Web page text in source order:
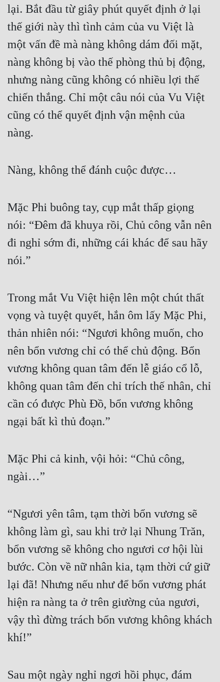
Đẹp Hiệp
Tính Cách Nhân Vật :
Cơ Trí
Sát Phạt Quyết Đoán
lại. Bắt đầu từ giây phút quyết định ở lại
thế giới này thì tình cảm của vu Việt là
một vấn đề mà nàng không dám đối mặt,
nàng không bị vào thế phòng thủ bị động,
nhưng nàng cũng không có nhiều lợi thế
chiến thắng. Chỉ một câu nói của Vu Việt
cũng có thể quyết định vận mệnh của
nàng.
Nàng, không thể đánh cuộc được…
Mặc Phi buông tay, cụp mắt thấp giọng
nói: “Đêm đã khuya rồi, Chủ công vẫn nên
đi nghỉ sớm đi, những cái khác để sau hãy
nói.”
Trong mắt Vu Việt hiện lên một chút thất
vọng và tuyệt quyết, hắn ôm lấy Mặc Phi,
thản nhiên nói: “Ngươi không muốn, cho
nên bổn vương chỉ có thể chủ động. Bổn
vương không quan tâm đến lễ giáo cổ lỗ,
không quan tâm đến chỉ trích thế nhân, chỉ
cần có được Phù Đồ, bổn vương không
ngại bất kì thủ đoạn.”
Mặc Phi cả kinh, vội hỏi: “Chủ công,
ngài…”
“Ngươi yên tâm, tạm thời bổn vương sẽ
không làm gì, sau khi trở lại Nhung Trăn,
bổn vương sẽ không cho ngươi cơ hội lùi
bước. Còn về nữ nhân kia, tạm thời cứ giữ
lại đã! Nhưng nếu như để bổn vương phát
hiện ra nàng ta ở trên giường của ngươi,
vậy thì đừng trách bổn vương không khách
khí!”
Sau một ngày nghỉ ngơi hồi phục, đám